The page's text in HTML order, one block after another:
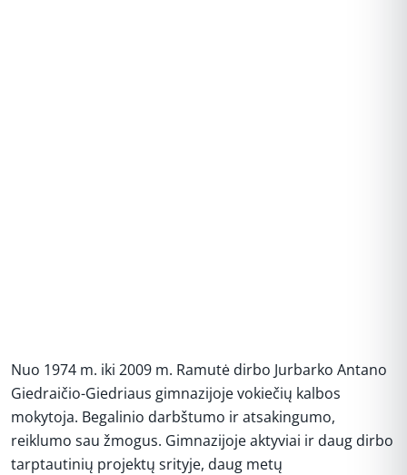
Nuo 1974 m. iki 2009 m. Ramutė dirbo Jurbarko Antano
Giedraičio-Giedriaus gimnazijoje vokiečių kalbos
mokytoja. Begalinio darbštumo ir atsakingumo,
reiklumo sau žmogus. Gimnazijoje aktyviai ir daug dirbo
tarptautinių projektų srityje, daug metų